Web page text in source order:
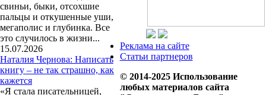
свиньи, быки, отсохшие
пальцы и откушенные уши,
мегаполис и глубинка. Все
это случилось в жизни...
15.07.2026
Наталия Чернова: Написать
книгу – не так страшно, как
кажется
«Я стала писательницей,
Реклама на сайте
Статьи партнеров
© 2014-2025 Использование
любых материалов сайта